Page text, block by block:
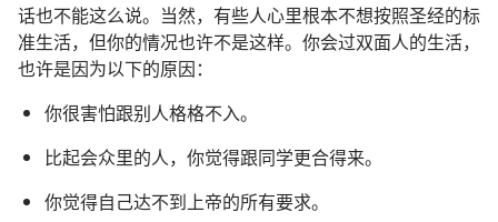
话也不能这么说。当然，有些人心里根本不想按照圣经的标
准生活，但你的情况也许不是这样。你会过双面人的生活，
也许是因为以下的原因：
你很害怕跟别人格格不入。
比起会众里的人，你觉得跟同学更合得来。
你觉得自己达不到上帝的所有要求。